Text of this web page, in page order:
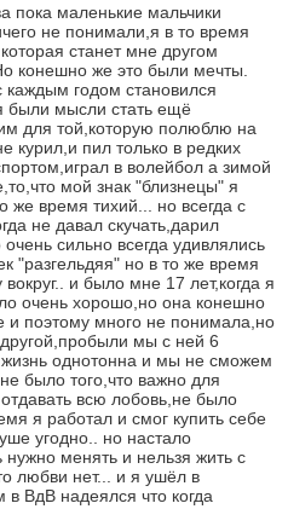
пока маленькие мальчики
не понимали,я в то время
станет мне другом
конешно же это были мечты.
каждым годом становился
были мысли стать ещё
для той,которую полюблю на
курил,и пил только в редких
в волейбол а зимой
мой знак "близнецы" я
же время тихий... но всегда с
не давал скучать,дарил
сильно всегда удивлялись
"разгельдяя" но в то же время
и было мне 17 лет,когда я
очень хорошо,но она конешно
поэтому много не понимала,но
мы с ней 6
однотонна и мы не сможем
было того,что важно для
всю лобовь,не было
я работал и смог купить себе
угодно.. но настало
нужно менять и нельзя жить с
любви нет... и я ушёл в
ВдВ надеялся что когда